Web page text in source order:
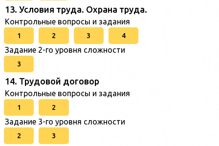
13. Условия труда. Охрана труда.
Контрольные вопросы и задания
1 2 3 4
Задание 2-го уровня сложности
3
14. Трудовой договор
Контрольные вопросы и задания
1 2
Задание 3-го уровня сложности
2 3